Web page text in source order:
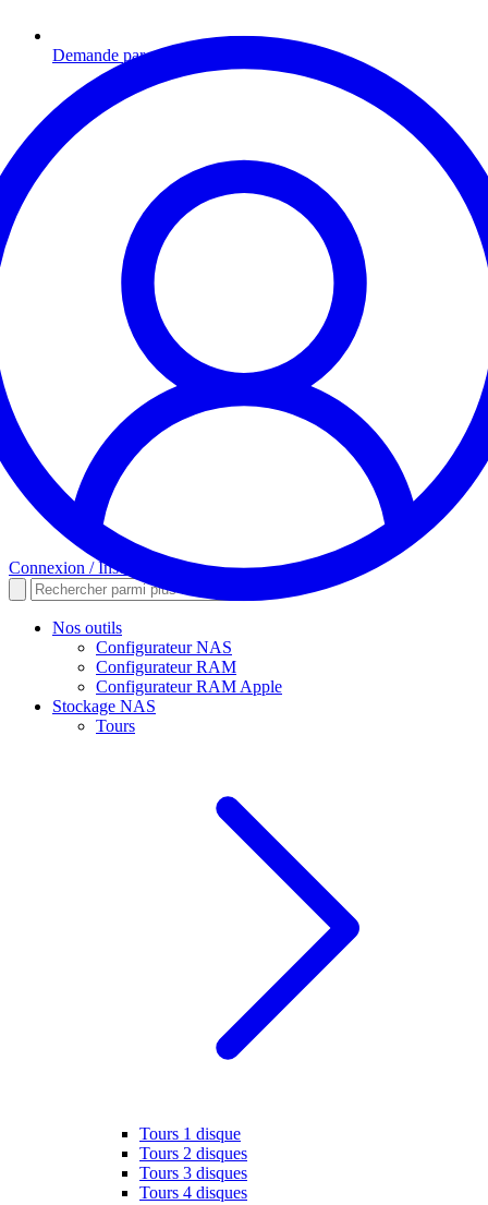
Demande par email
Connexion / Inscription
Nos outils
Configurateur NAS
Configurateur RAM
Configurateur RAM Apple
Stockage NAS
Tours
Tours 1 disque
Tours 2 disques
Tours 3 disques
Tours 4 disques